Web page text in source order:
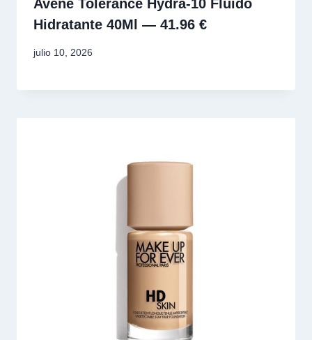
Avène Tolerance Hydra-10 Fluido
Hidratante 40Ml — 41.96 €
julio 10, 2026